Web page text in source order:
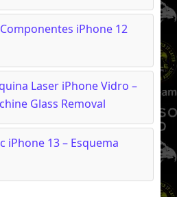
iPhone 12
Laser iPhone Vidro –
Glass Removal
iPhone 13 – Esquema